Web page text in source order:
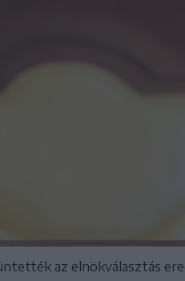
az elnökválasztás